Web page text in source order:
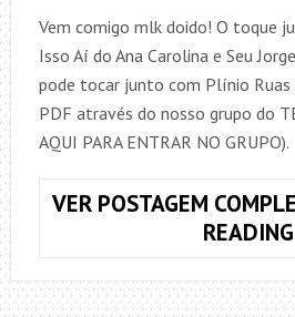
Vem comigo mlk doido! O toque
Isso Aí do Ana Carolina e Seu
pode tocar junto com Plínio
PDF através do nosso grupo do
AQUI PARA ENTRAR NO GRUPO).
VER POSTAGEM
READING